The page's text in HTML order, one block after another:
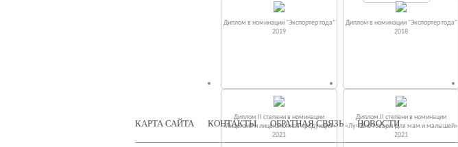
Диплом в номинации "Экспортер года"
2019
Диплом в номинации "Экспортер года"
2018
Диплом II степени в номинации
«Лицензия и лицензионная продукция»
2021
Диплом II степени в номинации
«Лучшие товары для мам и малышей»
2021
КАРТА САЙТА КОНТАКТЫ ОБРАТНАЯ СВЯЗЬ НОВОСТИ